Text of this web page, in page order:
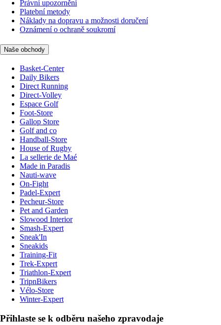
Právní upozornění
Platební metody
Náklady na dopravu a možnosti doručení
Oznámení o ochraně soukromí
Naše obchody
Basket-Center
Daily Bikers
Direct Running
Direct-Volley
Espace Golf
Foot-Store
Gallop Store
Golf and co
Handball-Store
House of Rugby
La sellerie de Maé
Made in Paradis
Nauti-wave
On-Fight
Padel-Expert
Pecheur-Store
Pet and Garden
Slowood Interior
Smash-Expert
Sneak'In
Sneakids
Training-Fit
Trek-Expert
Triathlon-Expert
TripnBikers
Vélo-Store
Winter-Expert
Přihlaste se k odběru našeho zpravodaje